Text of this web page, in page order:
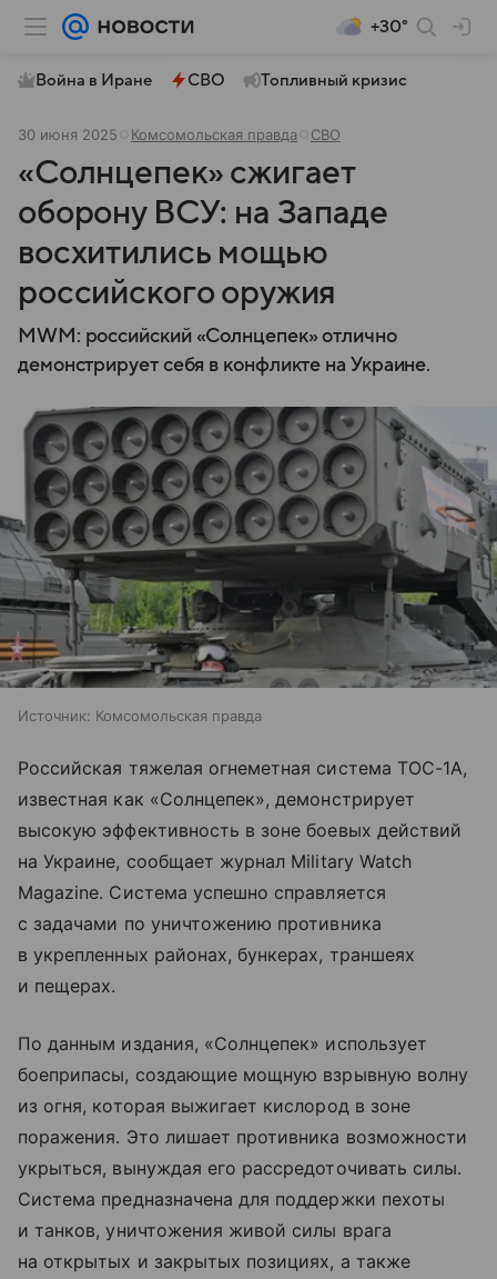
+30°
Война в Иране СВО Топливный кризис
30 июня 2025 Комсомольская правда СВО
«Солнцепек» сжигает
оборону ВСУ: на Западе
восхитились мощью
российского оружия
MWM: российский «Солнцепек» отлично
демонстрирует себя в конфликте на Украине.
Источник: Комсомольская правда
Российская тяжелая огнеметная система ТОС-1А,
известная как «Солнцепек», демонстрирует
высокую эффективность в зоне боевых действий
на Украине, сообщает журнал Military Watch
Magazine. Система успешно справляется
с задачами по уничтожению противника
в укрепленных районах, бункерах, траншеях
и пещерах.
По данным издания, «Солнцепек» использует
боеприпасы, создающие мощную взрывную волну
из огня, которая выжигает кислород в зоне
поражения. Это лишает противника возможности
укрыться, вынуждая его рассредоточивать силы.
Система предназначена для поддержки пехоты
и танков, уничтожения живой силы врага
на открытых и закрытых позициях, а также